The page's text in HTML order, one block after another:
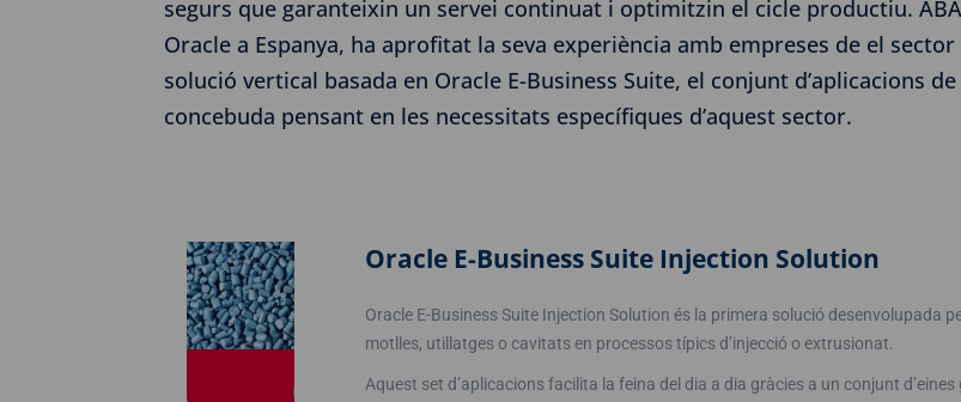
segurs que garanteixin un servei continuat i optimitzin el cicle productiu.
Oracle a Espanya, ha aprofitat la seva experiència amb empreses de el
solució vertical basada en Oracle E-Business Suite, el conjunt d’aplicacions
concebuda pensant en les necessitats específiques d’aquest sector.
Oracle E-Business Suite Injection Solution
Oracle E-Business Suite Injection Solution és la primera solució desenvolupada
motlles, utillatges o cavitats en processos típics d’injecció o extrusionat.
Aquest set d’aplicacions facilita la feina del dia a dia gràcies a un conjunt